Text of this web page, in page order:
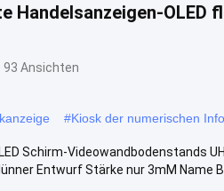
Handelsanzeigen-OLED
93 Ansichten
#Kiosk der numerischen
Schirm-Videowandbodenstands
Entwurf Stärke nur 3mM Name